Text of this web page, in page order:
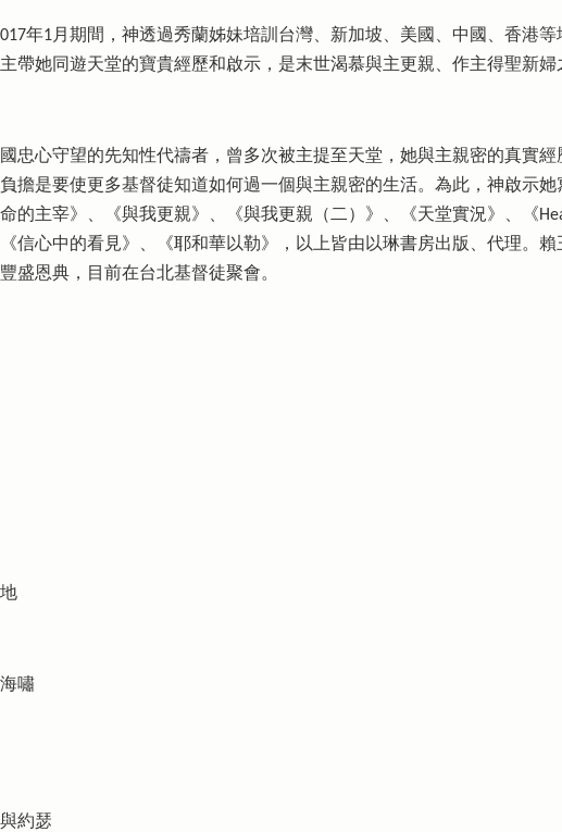
年1月期間，神透過秀蘭姊妹培訓台灣、新加坡、美國、中國、香港
帶她同遊天堂的寶貴經歷和啟示，是末世渴慕與主更親、作主得聖新婦
忠心守望的先知性代禱者，曾多次被主提至天堂，她與主親密的真實
擔是要使更多基督徒知道如何過一個與主親密的生活。為此，神啟示
的主宰》、《與我更親》、《與我更親（二）》、《天堂實況》、《
信心中的看見》、《耶和華以勒》，以上皆由以琳書房出版、代理。
盛恩典，目前在台北基督徒聚會。
嘯
約瑟